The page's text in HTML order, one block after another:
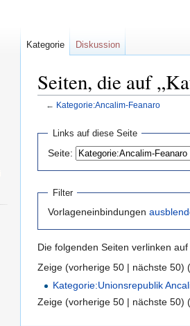
Seiten, die auf
← Kategorie:Ancalim-Feanaro
Navigation
springen
springen
Links auf diese Seite
Seite:
Filter
Vorlageneinbindungen
Die folgenden Seiten verlinken auf
Zeige (vorherige 50 | nächste 50) (
Kategorie:Unionsrepublik
Zeige (vorherige 50 | nächste 50) (
Kategorie Diskussion